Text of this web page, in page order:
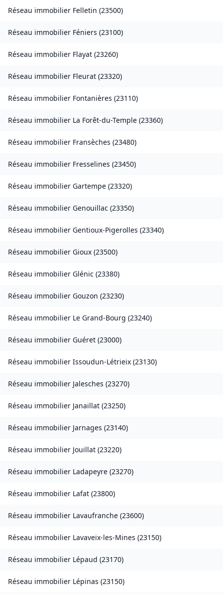
Réseau immobilier Felletin (23500)
Réseau immobilier Féniers (23100)
Réseau immobilier Flayat (23260)
Réseau immobilier Fleurat (23320)
Réseau immobilier Fontanières (23110)
Réseau immobilier La Forêt-du-Temple (23360)
Réseau immobilier Fransèches (23480)
Réseau immobilier Fresselines (23450)
Réseau immobilier Gartempe (23320)
Réseau immobilier Genouillac (23350)
Réseau immobilier Gentioux-Pigerolles (23340)
Réseau immobilier Gioux (23500)
Réseau immobilier Glénic (23380)
Réseau immobilier Gouzon (23230)
Réseau immobilier Le Grand-Bourg (23240)
Réseau immobilier Guéret (23000)
Réseau immobilier Issoudun-Létrieix (23130)
Réseau immobilier Jalesches (23270)
Réseau immobilier Janaillat (23250)
Réseau immobilier Jarnages (23140)
Réseau immobilier Jouillat (23220)
Réseau immobilier Ladapeyre (23270)
Réseau immobilier Lafat (23800)
Réseau immobilier Lavaufranche (23600)
Réseau immobilier Lavaveix-les-Mines (23150)
Réseau immobilier Lépaud (23170)
Réseau immobilier Lépinas (23150)